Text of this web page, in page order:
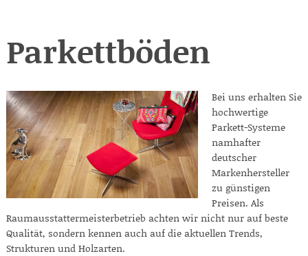
Parkettböden
Bei uns erhalten Sie
hochwertige
Parkett-Systeme
namhafter
deutscher
Markenhersteller
zu günstigen
Preisen. Als
Raumausstattermeisterbetrieb achten wir nicht nur auf beste
Qualität, sondern kennen auch auf die aktuellen Trends,
Strukturen und Holzarten.